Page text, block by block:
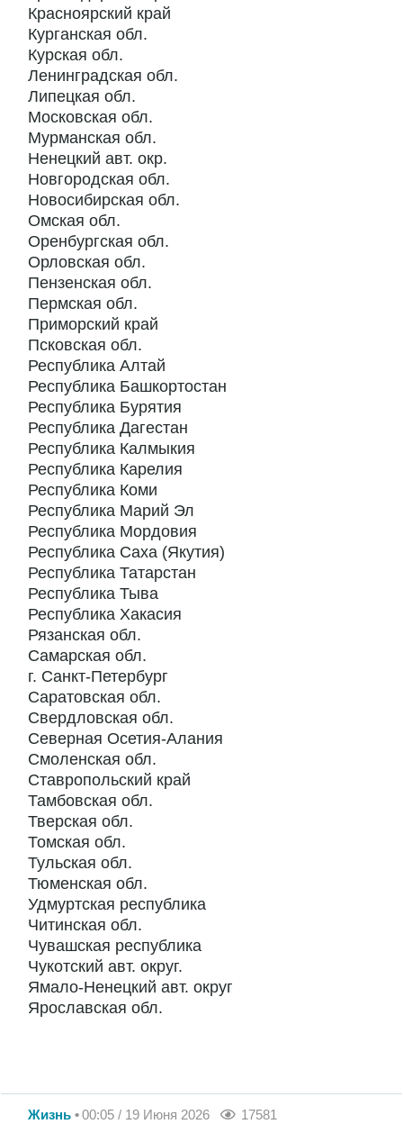
Красноярский край
Курганская обл.
Курская обл.
Ленинградская обл.
Липецкая обл.
Московская обл.
Мурманская обл.
Ненецкий авт. окр.
Новгородская обл.
Новосибирская обл.
Омская обл.
Оренбургская обл.
Орловская обл.
Пензенская обл.
Пермская обл.
Приморский край
Псковская обл.
Республика Алтай
Республика Башкортостан
Республика Бурятия
Республика Дагестан
Республика Калмыкия
Республика Карелия
Республика Коми
Республика Марий Эл
Республика Мордовия
Республика Саха (Якутия)
Республика Татарстан
Республика Тыва
Республика Хакасия
Рязанская обл.
Самарская обл.
г. Санкт-Петербург
Саратовская обл.
Свердловская обл.
Северная Осетия-Алания
Смоленская обл.
Ставропольский край
Тамбовская обл.
Тверская обл.
Томская обл.
Тульская обл.
Тюменская обл.
Удмуртская республика
Читинская обл.
Чувашская республика
Чукотский авт. округ.
Ямало-Ненецкий авт. округ
Ярославская обл.
Жизнь 00:05 / 19 Июня 2026 17581